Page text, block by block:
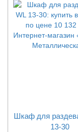
Шкаф для
13-30